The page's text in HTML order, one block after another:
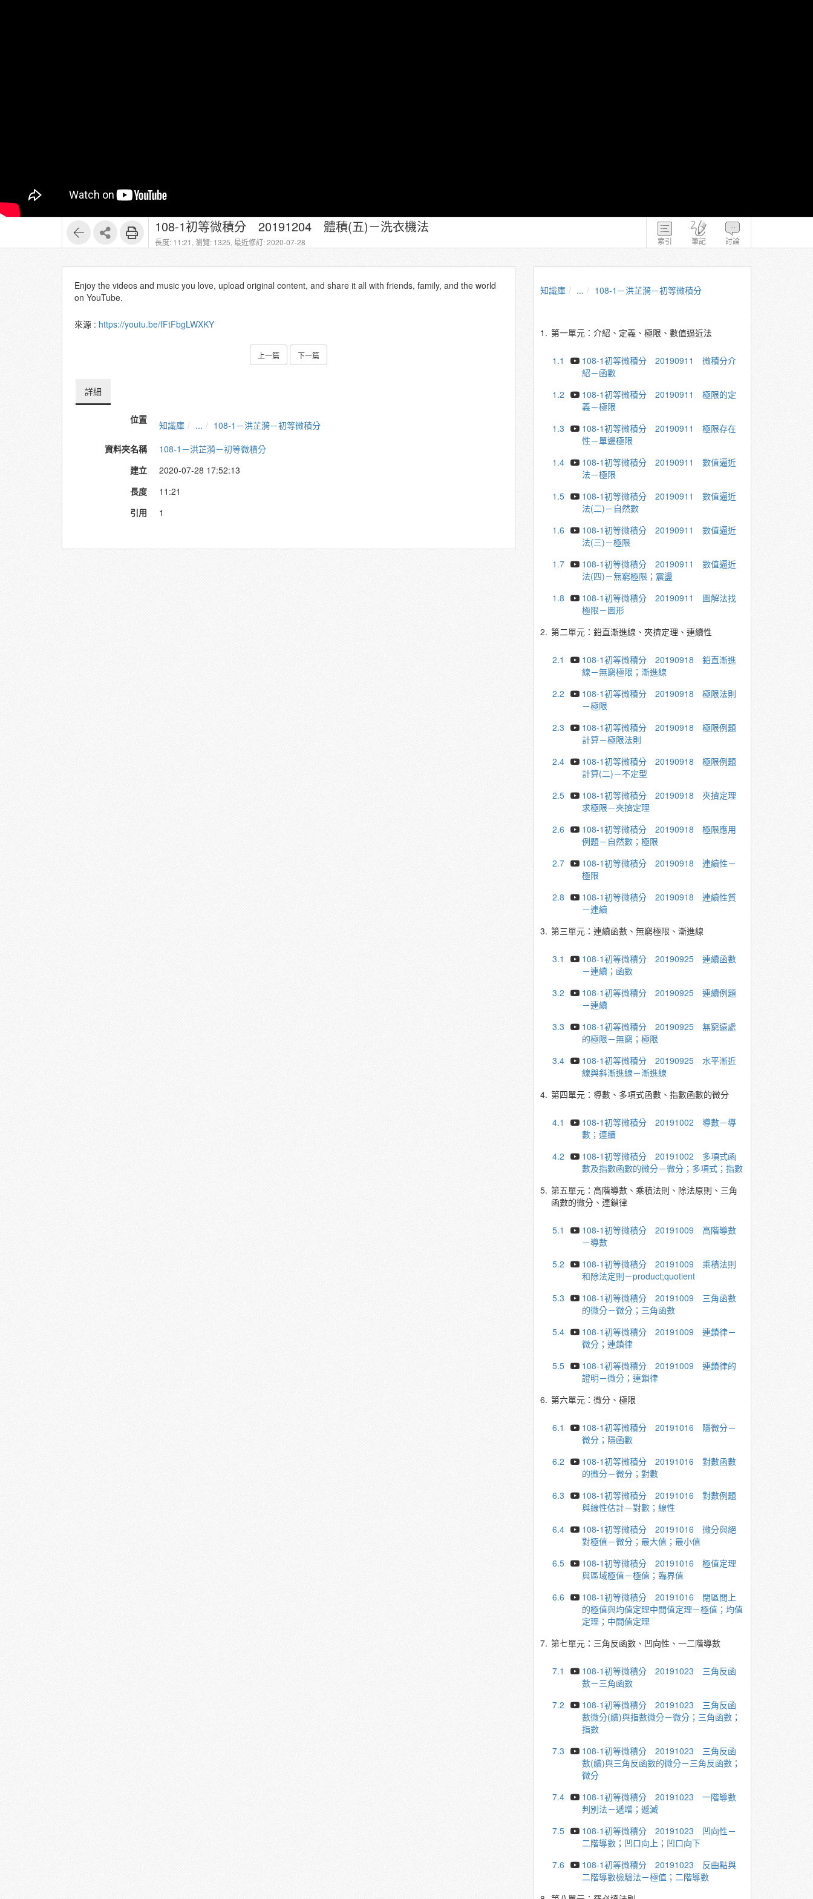
索引 筆記 討論
108-1初等微積分 20191204 體積(五)－洗衣機法
長度: 11:21, 瀏覽: 1325, 最近修訂: 2020-07-28
Enjoy the videos and music you love, upload original content, and share it all with friends, family, and the world
on YouTube.
來源 : https://youtu.be/fFtFbgLWXKY
上一篇 下一篇
詳細
位置 知識庫 ...
108-1－洪芷漪－初等微積分
資料夾名稱
108-1－洪芷漪－初等微積分
建立
2020-07-28 17:52:13
長度
11:21
引用
1
知識庫 ... 108-1－洪芷漪－初等微積分
1. 第一單元：介紹、定義、極限、數值逼近法
1.1
108-1初等微積分 20190911 微積分介
紹－函數
1.2
108-1初等微積分 20190911 極限的定
義－極限
1.3
108-1初等微積分 20190911 極限存在
性－單邊極限
1.4
108-1初等微積分 20190911 數值逼近
法－極限
1.5
108-1初等微積分 20190911 數值逼近
法(二)－自然數
1.6
108-1初等微積分 20190911 數值逼近
法(三)－極限
1.7
108-1初等微積分 20190911 數值逼近
法(四)－無窮極限；震盪
1.8
108-1初等微積分 20190911 圖解法找
極限－圖形
2. 第二單元：鉛直漸進線、夾擠定理、連續性
2.1
108-1初等微積分 20190918 鉛直漸進
線－無窮極限；漸進線
2.2
108-1初等微積分 20190918 極限法則
－極限
2.3
108-1初等微積分 20190918 極限例題
計算－極限法則
2.4
108-1初等微積分 20190918 極限例題
計算(二)－不定型
2.5
108-1初等微積分 20190918 夾擠定理
求極限－夾擠定理
2.6
108-1初等微積分 20190918 極限應用
例題－自然數；極限
2.7
108-1初等微積分 20190918 連續性－
極限
2.8
108-1初等微積分 20190918 連續性質
－連續
3. 第三單元：連續函數、無窮極限、漸進線
3.1
108-1初等微積分 20190925 連續函數
－連續；函數
3.2
108-1初等微積分 20190925 連續例題
－連續
3.3
108-1初等微積分 20190925 無窮遠處
的極限－無窮；極限
3.4
108-1初等微積分 20190925 水平漸近
線與斜漸進線－漸進線
4. 第四單元：導數、多項式函數、指數函數的微分
4.1
108-1初等微積分 20191002 導數－導
數；連續
4.2
108-1初等微積分 20191002 多項式函
數及指數函數的微分－微分；多項式；指數
5. 第五單元：高階導數、乘積法則、除法原則、三角
函數的微分、連鎖律
5.1
108-1初等微積分 20191009 高階導數
－導數
5.2
108-1初等微積分 20191009 乘積法則
和除法定則－product;quotient
5.3
108-1初等微積分 20191009 三角函數
的微分－微分；三角函數
5.4
108-1初等微積分 20191009 連鎖律－
微分；連鎖律
5.5
108-1初等微積分 20191009 連鎖律的
證明－微分；連鎖律
6. 第六單元：微分、極限
6.1
108-1初等微積分 20191016 隱微分－
微分；隱函數
6.2
108-1初等微積分 20191016 對數函數
的微分－微分；對數
6.3
108-1初等微積分 20191016 對數例題
與線性估計－對數；線性
6.4
108-1初等微積分 20191016 微分與絕
對極值－微分；最大值；最小值
6.5
108-1初等微積分 20191016 極值定理
與區域極值－極值；臨界值
6.6
108-1初等微積分 20191016 閉區間上
的極值與均值定理中間值定理－極值；均值
定理；中間值定理
7. 第七單元：三角反函數、凹向性、一二階導數
7.1
108-1初等微積分 20191023 三角反函
數－三角函數
7.2
108-1初等微積分 20191023 三角反函
數微分(續)與指數微分－微分；三角函數；
指數
7.3
108-1初等微積分 20191023 三角反函
數(續)與三角反函數的微分－三角反函數；
微分
7.4
108-1初等微積分 20191023 一階導數
判別法－遞增；遞減
7.5
108-1初等微積分 20191023 凹向性－
二階導數；凹口向上；凹口向下
7.6
108-1初等微積分 20191023 反曲點與
二階導數檢驗法－極值；二階導數